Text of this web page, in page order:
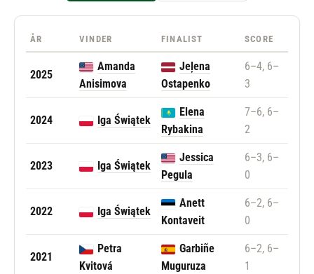
ÅR VINDER FINALIST SCORE
2025
Amanda
Anisimova
Jeļena
Ostapenko
6–4, 6–
3
2024 Iga Świątek
Elena
Rybakina
7–6, 6–
2
2023 Iga Świątek
Jessica
Pegula
6–3, 6–
0
2022 Iga Świątek
Anett
Kontaveit
6–2, 6–
0
2021
Petra
Kvitová
Garbiñe
Muguruza
6–2, 6–
1